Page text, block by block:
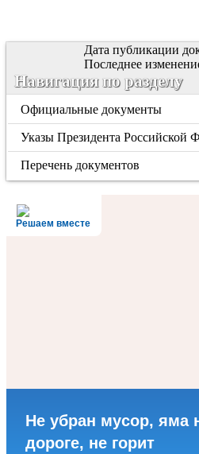
Дата публикации
Последнее
Навигация по разделу
Официальные документы
Указы Президента Российской
Перечень документов
Решаем вместе
Не убран мусор, яма
дороге, не горит